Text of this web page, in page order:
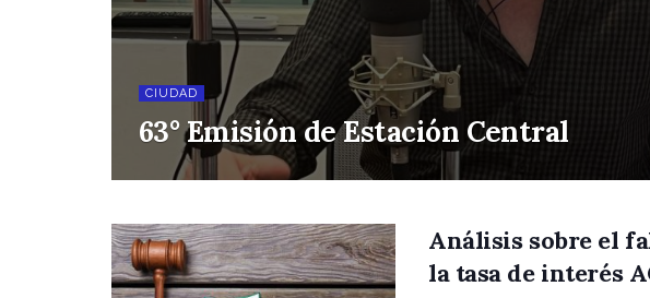
CIUDAD
63° Emisión de Estación Central
Análisis sobre el
la tasa de interés